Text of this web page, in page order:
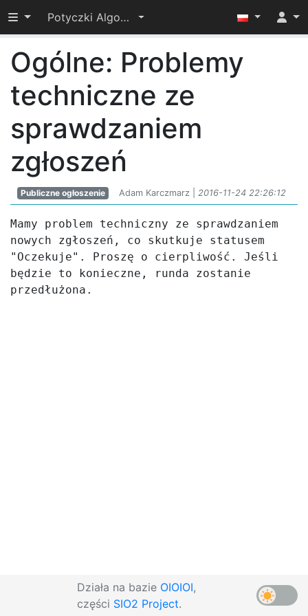
Przełącz widoczność menu
Potyczki Algorytmiczne 2016
Ogólne: Problemy
techniczne ze
sprawdzaniem
zgłoszeń
Publiczne ogłoszenie Adam Karczmarz | 2016-11-24 22:26:12
Mamy problem techniczny ze sprawdzaniem
nowych zgłoszeń, co skutkuje statusem
"Oczekuje". Proszę o cierpliwość. Jeśli
będzie to konieczne, runda zostanie
przedłużona.
Działa na bazie OIOIOI,
części SIO2 Project.